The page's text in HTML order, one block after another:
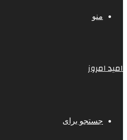
منو
امید امروز
جستجو برای